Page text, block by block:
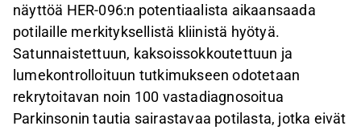
näyttöä HER-096:n potentiaalista aikaansaada
potilaille merkityksellistä kliinistä hyötyä.
Satunnaistettuun, kaksoissokkoutettuun ja
lumekontrolloituun tutkimukseen odotetaan
rekrytoitavan noin 100 vastadiagnosoitua
Parkinsonin tautia sairastavaa potilasta, jotka eivät